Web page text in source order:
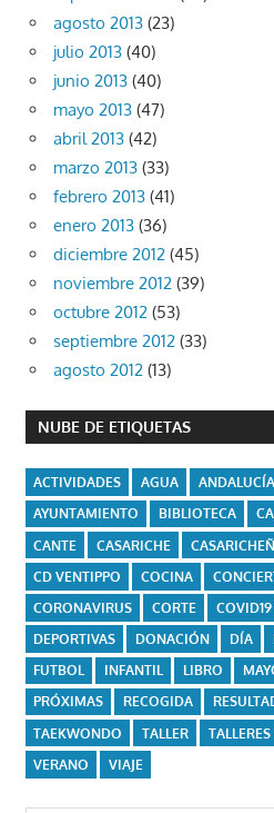
agosto 2013 (23)
julio 2013 (40)
junio 2013 (40)
mayo 2013 (47)
abril 2013 (42)
marzo 2013 (33)
febrero 2013 (41)
enero 2013 (36)
diciembre 2012 (45)
noviembre 2012 (39)
octubre 2012 (53)
septiembre 2012 (33)
agosto 2012 (13)
NUBE DE ETIQUETAS
ACTIVIDADES AGUA ANDALUCÍA
AYUNTAMIENTO
BIBLIOTECA
CANTE
CASARICHE
CD VENTIPPO
COCINA
CORONAVIRUS
CORTE COVID19
DEPORTIVAS
DONACIÓN DÍA
FUTBOL
INFANTIL LIBRO
PRÓXIMAS
RECOGIDA
TAEKWONDO
TALLER TALLERES
VERANO
VIAJE